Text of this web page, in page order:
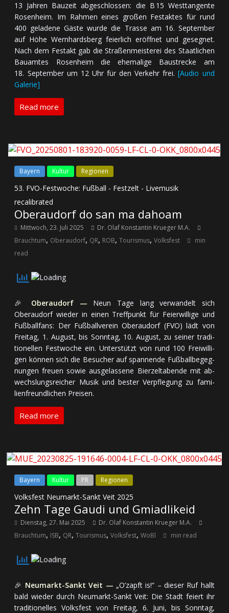
13 Jah­ren Bau­zeit ab­ge­schlos­sen: die B 15 Westtangente
Rosenheim. Im Rah­men eines gro­ßen Fest­aktes für rund
400 ge­la­de­ne Gäste wurde die Trasse am 16. Sep­tem­ber
auf Höhe Wernhardsberg feier­lich er­öff­net und ge­seg­net.
Nach dem Fest­akt gab die Stra­ßen­meis­te­rei des Staat­li­chen
Bau­am­tes Rosenheim die ehe­ma­li­ge Bau­strecke am
18. Sep­tem­ber um 12 Uhr für den Verkehr frei.[Audio und
Galerie]
Read more
Bayern Kultur Regionen
53. FVO-Festwoche: Fußball - Festzelt - Livemusik
recalibrated
Oberaudorf do san ma dahoam
Mittwoch, 23. Juli 2025
Dr. Olaf Konstantin Krueger M.A.
Brauchtum, Oberaudorf, QR, ROB,Tourismus,Volksfest
min
read
🎉 Oberaudorf — Neun Tage lang ver­wan­delt sich
Oberaudorf wie­der in einen Treff­punkt für Feier­wil­lige und
Fuß­ball­fans: Der Fuß­ball­ver­ein Oberaudorf (FVO) lädt von
Frei­tag, 1. Au­gust, bis Sonn­tag, 10. Au­gust, zu seiner tra­di­
tio­nel­len Fest­woche ein. Un­ter­stützt von rund 100 Frei­wil­li­
gen kön­nen sich die Be­su­cher auf span­nen­de Fuß­ball­be­geg­
nun­gen freuen sowie aus­ge­las­se­ne Bier­zelt­abende mit ab­
wechs­lungs­rei­cher Musik und bester Ver­pfle­gung zu fa­mi­
lien­freund­li­chen Preisen.
Read more
Bayern Kultur PR Regionen
Volksfest Neumarkt-Sankt Veit 2025
Zehn Tage Gaudi und Gmiadlikeid
Dienstag, 27. Mai 2025
Dr. Olaf Konstantin Krueger M.A.
Brauchtum, ISB, QR,Tourismus,Volksfest,WoBl min read
🎉 Neumarkt-Sankt Veit — „O’zapft is!“ – dieser Ruf hallt
bald wieder durch Neumarkt-Sankt Veit: Die Stadt feiert ihr
tra­di­tio­nel­les Volksfest von Frei­tag, 6. Juni, bis Sonn­tag,